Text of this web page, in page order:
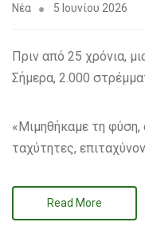
Νέα 5 Ιουνίου 2026
Πριν από 25 χρόνια,
Σήμερα, 2.000
«Μιμηθήκαμε τη
ταχύτητες,
Read More